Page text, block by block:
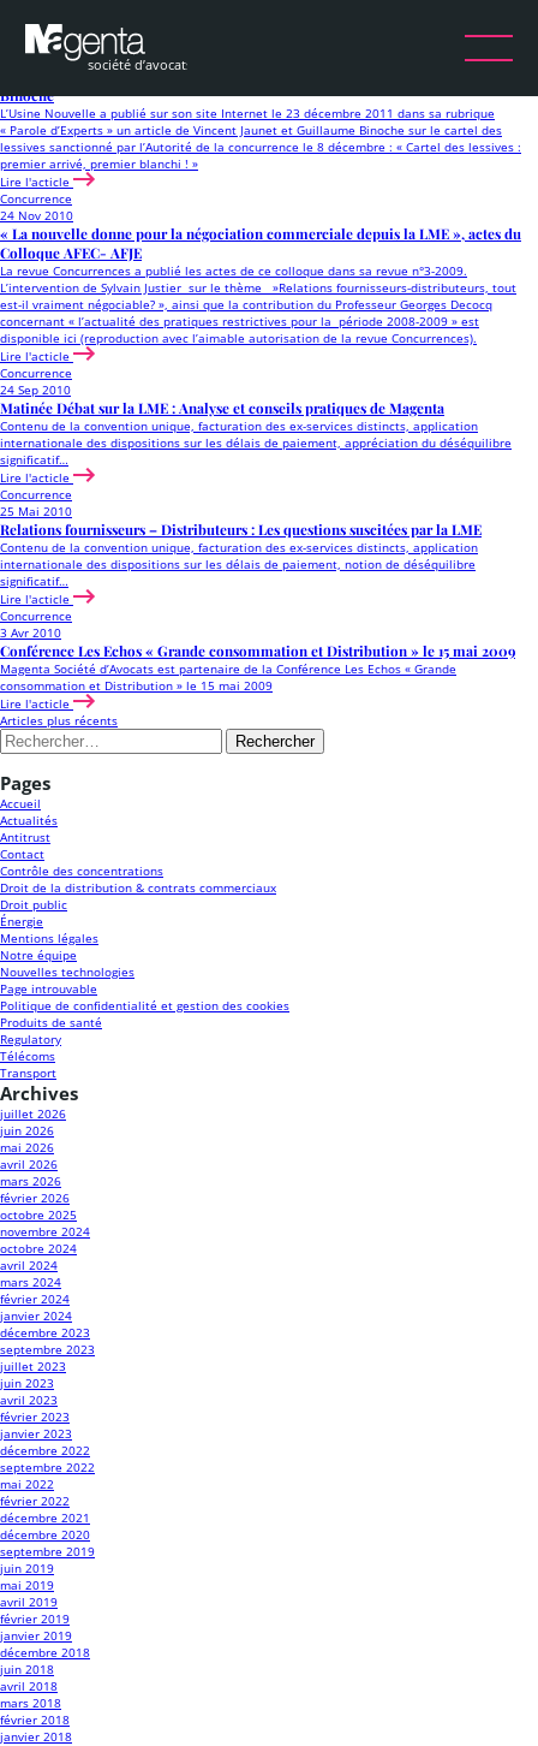
Étiquette :
Consommation
23 Déc 2011
L’Usine Nouvelle – Cartel des Lessives – Article de Vincent Jaunet et Guillaume
Binoche
L’Usine Nouvelle a publié sur son site Internet le 23 décembre 2011 dans sa rubrique
« Parole d’Experts » un article de Vincent Jaunet et Guillaume Binoche sur le cartel des
lessives sanctionné par l’Autorité de la concurrence le 8 décembre : « Cartel des lessives :
premier arrivé, premier blanchi ! »
Lire l'acticle
Concurrence
24 Nov 2010
« La nouvelle donne pour la négociation commerciale depuis la LME », actes du
Colloque AFEC- AFJE
La revue Concurrences a publié les actes de ce colloque dans sa revue n°3-2009.
L’intervention de Sylvain Justier sur le thème »Relations fournisseurs-distributeurs, tout
est-il vraiment négociable? », ainsi que la contribution du Professeur Georges Decocq
concernant « l’actualité des pratiques restrictives pour la période 2008-2009 » est
disponible ici (reproduction avec l’aimable autorisation de la revue Concurrences).
Lire l'acticle
Concurrence
24 Sep 2010
Matinée Débat sur la LME : Analyse et conseils pratiques de Magenta
Contenu de la convention unique, facturation des ex-services distincts, application
internationale des dispositions sur les délais de paiement, appréciation du déséquilibre
significatif…
Lire l'acticle
Concurrence
25 Mai 2010
Relations fournisseurs – Distributeurs : Les questions suscitées par la LME
Contenu de la convention unique, facturation des ex-services distincts, application
internationale des dispositions sur les délais de paiement, notion de déséquilibre
significatif…
Lire l'acticle
Concurrence
3 Avr 2010
Conférence Les Echos « Grande consommation et Distribution » le 15 mai 2009
Magenta Société d’Avocats est partenaire de la Conférence Les Echos « Grande
consommation et Distribution » le 15 mai 2009
Lire l'acticle
Navigation
des
articles
Articles plus récents
Rechercher :
Pages
Accueil
Actualités
Antitrust
Contact
Contrôle des concentrations
Droit de la distribution & contrats commerciaux
Droit public
Énergie
Mentions légales
Notre équipe
Nouvelles technologies
Page introuvable
Politique de confidentialité et gestion des cookies
Produits de santé
Regulatory
Télécoms
Transport
Archives
juillet 2026
juin 2026
mai 2026
avril 2026
mars 2026
février 2026
octobre 2025
novembre 2024
octobre 2024
avril 2024
mars 2024
février 2024
janvier 2024
décembre 2023
septembre 2023
juillet 2023
juin 2023
avril 2023
février 2023
janvier 2023
décembre 2022
septembre 2022
mai 2022
février 2022
décembre 2021
décembre 2020
septembre 2019
juin 2019
mai 2019
avril 2019
février 2019
janvier 2019
décembre 2018
juin 2018
avril 2018
mars 2018
février 2018
janvier 2018